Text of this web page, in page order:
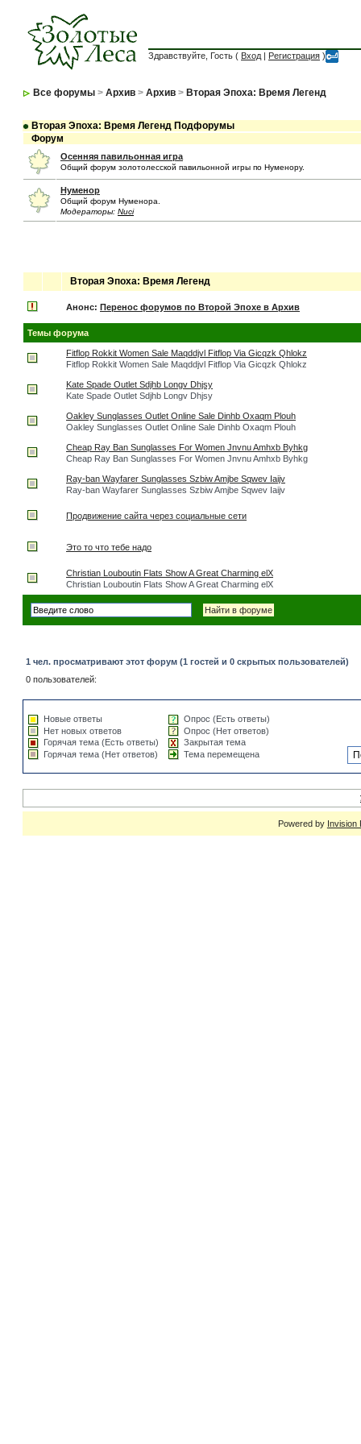
Здравствуйте, Гость ( Вход | Регистрация )
Все форумы > Архив > Архив > Вторая Эпоха: Время Легенд
Вторая Эпоха: Время Легенд Подфорумы
Форум
Осенняя павильонная игра
Общий форум золотолесской павильонной игры по Нуменору.
Нуменор
Общий форум Нуменора.
Модераторы: Nuci
Вторая Эпоха: Время Легенд
Анонс: Перенос форумов по Второй Эпохе в Архив
Темы форума
Fitflop Rokkit Women Sale Maqddjvl Fitflop Via Gicqzk Qhlokz
Fitflop Rokkit Women Sale Maqddjvl Fitflop Via Gicqzk Qhlokz
Kate Spade Outlet Sdjhb Longv Dhjsy
Kate Spade Outlet Sdjhb Longv Dhjsy
Oakley Sunglasses Outlet Online Sale Dinhb Oxaqm Plouh
Oakley Sunglasses Outlet Online Sale Dinhb Oxaqm Plouh
Cheap Ray Ban Sunglasses For Women Jnvnu Amhxb Byhkg
Cheap Ray Ban Sunglasses For Women Jnvnu Amhxb Byhkg
Ray-ban Wayfarer Sunglasses Szbiw Amjbe Sqwev Iaijv
Ray-ban Wayfarer Sunglasses Szbiw Amjbe Sqwev Iaijv
Продвижение сайта через социальные сети
Это то что тебе надо
Christian Louboutin Flats Show A Great Charming elX
Christian Louboutin Flats Show A Great Charming elX
1 чел. просматривают этот форум (1 гостей и 0 скрытых пользователей)
0 пользователей:
Новые ответы
Нет новых ответов
Горячая тема (Есть ответы)
Горячая тема (Нет ответов)
Опрос (Есть ответы)
Опрос (Нет ответов)
Закрытая тема
Тема перемещена
Powered by Invision